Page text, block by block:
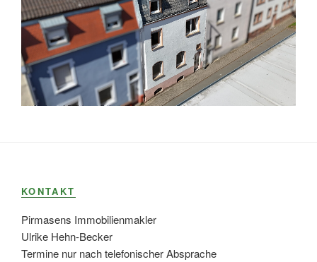
KONTAKT
Pirmasens Immobilienmakler
Ulrike Hehn-Becker
Termine nur nach telefonischer Absprache